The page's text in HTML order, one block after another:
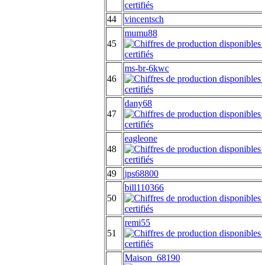
44 vincentsch
45
mumu88
46
ms-br-6kwc
47
dany68
48
eagleone
49 jps68800
50
bill110366
51
remi55
Maison_68190